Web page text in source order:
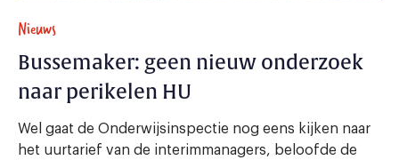
Nieuws
Bussemaker: geen nieuw onderzoek
naar perikelen HU
Wel gaat de Onderwijsinspectie nog eens kijken naar
het uurtarief van de interimmanagers, beloofde de